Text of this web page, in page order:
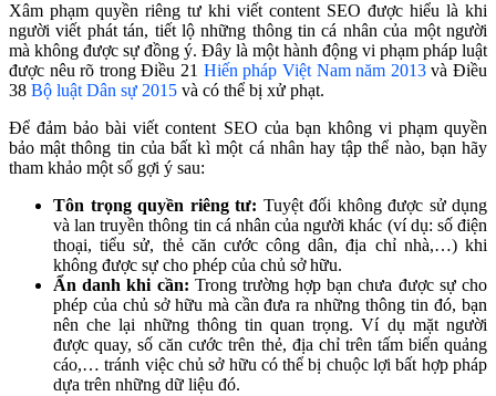
Xâm phạm quyền riêng tư khi viết content SEO được hiểu là khi
người viết phát tán, tiết lộ những thông tin cá nhân của một người
mà không được sự đồng ý. Đây là một hành động vi phạm pháp luật
được nêu rõ trong Điều 21 Hiến pháp Việt Nam năm 2013và Điều
38 Bộ luật Dân sự 2015 và có thể bị xử phạt.
Để đảm bảo bài viết content SEO của bạn không vi phạm quyền
bảo mật thông tin của bất kì một cá nhân hay tập thể nào, bạn hãy
tham khảo một số gợi ý sau:
Tôn trọng quyền riêng tư: Tuyệt đối không được sử dụng
và lan truyền thông tin cá nhân của người khác (ví dụ: số điện
thoại, tiểu sử, thẻ căn cước công dân, địa chỉ nhà,…) khi
không được sự cho phép của chủ sở hữu.
Ẩn danh khi cần: Trong trường hợp bạn chưa được sự cho
phép của chủ sở hữu mà cần đưa ra những thông tin đó, bạn
nên che lại những thông tin quan trọng. Ví dụ mặt người
được quay, số căn cước trên thẻ, địa chỉ trên tấm biển quảng
cáo,… tránh việc chủ sở hữu có thể bị chuộc lợi bất hợp pháp
dựa trên những dữ liệu đó.